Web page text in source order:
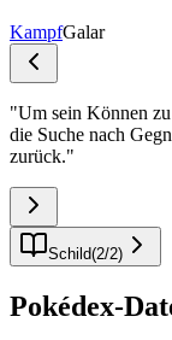
KampfGalar
"Um sein Können
die Suche nach
zurück."
Schild(2/2)
Pokédex-